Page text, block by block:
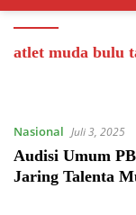
atlet muda bulu
Nasional Juli 3, 2025
Audisi Umum
Jaring Talenta